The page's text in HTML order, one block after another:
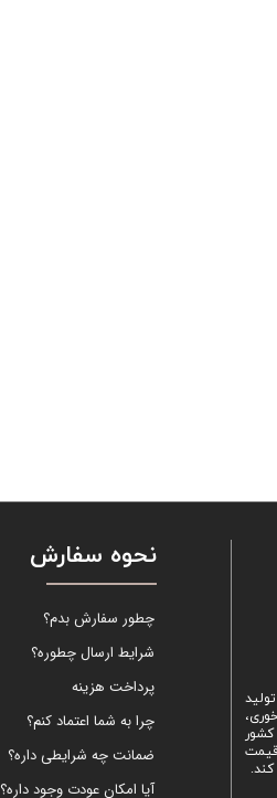
قیمت
نحوه سفارش
چطور سفارش بدم؟
شرایط ارسال چطوره؟
پرداخت هزینه
چرا به شما اعتماد کنم؟
ضمانت چه شرایطی داره؟
آیا امکان عودت وجود داره؟